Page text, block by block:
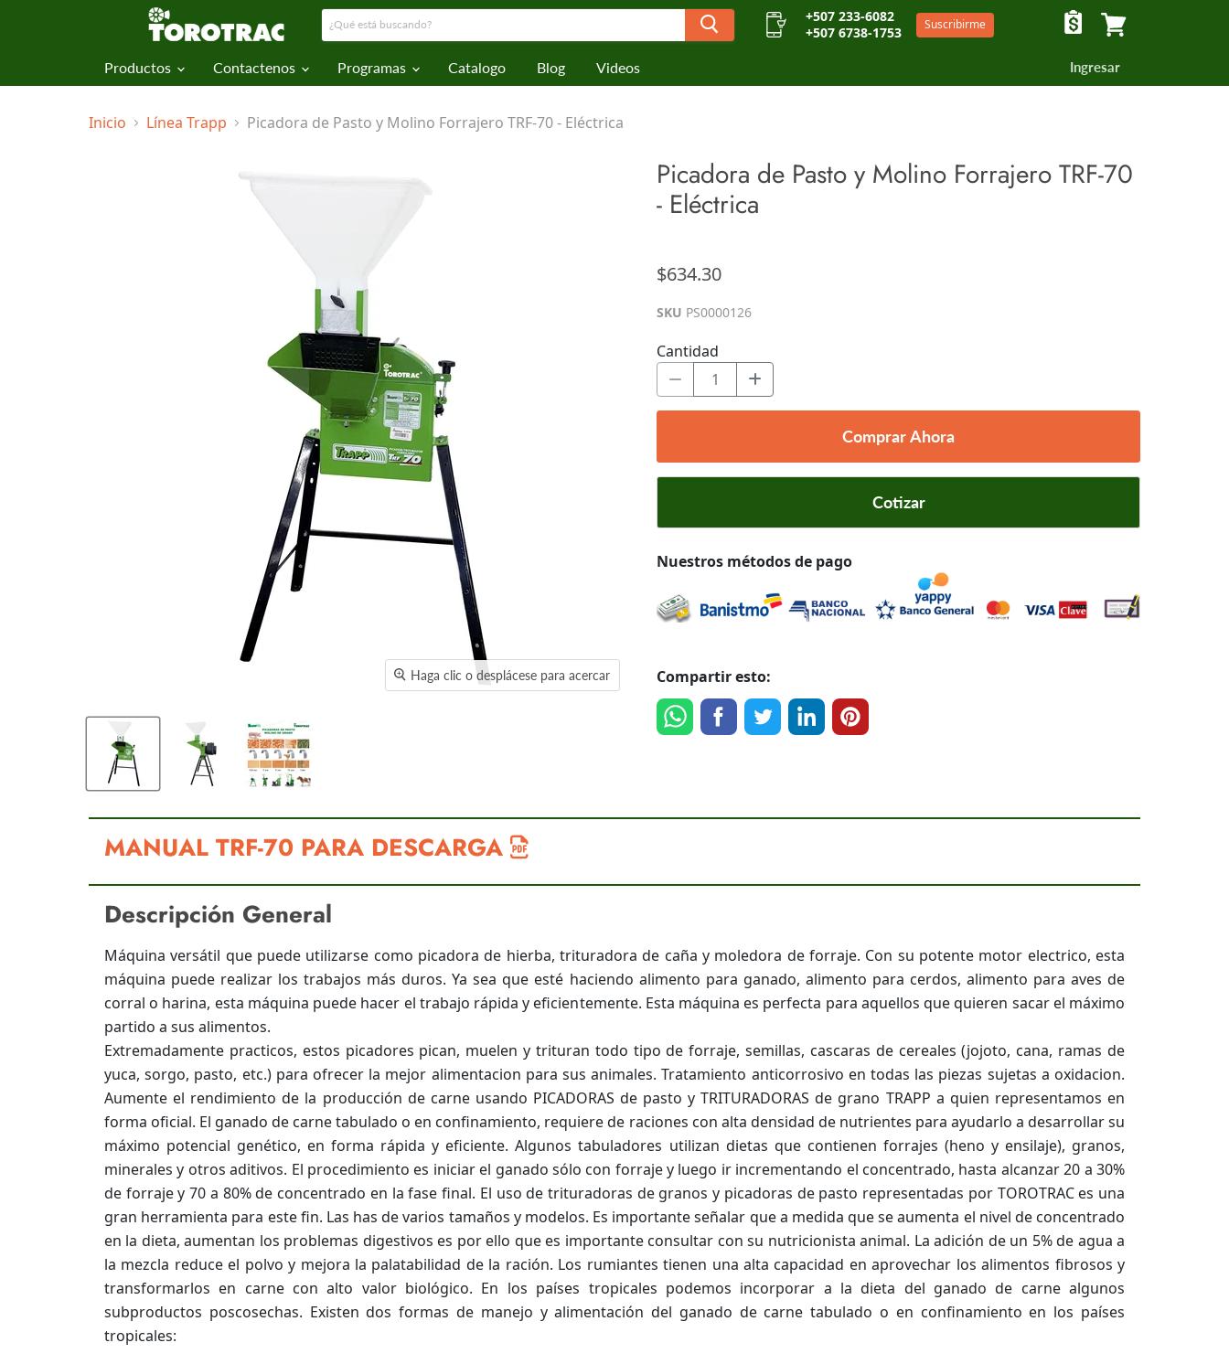
+507 233-6082
+507 6738-1753
Suscribirme
Productos Contactenos Programas Catalogo Blog Videos Ingresar
Inicio Línea Trapp Picadora de Pasto y Molino Forrajero TRF-70 - Eléctrica
Haga clic o desplácese para acercar
Picadora de Pasto y Molino Forrajero TRF-70
- Eléctrica
$634.30
SKU PS0000126
Cantidad
Comprar Ahora
Cotizar
Nuestros métodos de pago
Compartir esto:
MANUAL TRF-70 PARA DESCARGA
Descripción General
Máquina versátil que puede utilizarse como picadora de hierba, trituradora de caña y moledora de forraje. Con su potente motor electrico, esta
máquina puede realizar los trabajos más duros. Ya sea que esté haciendo alimento para ganado, alimento para cerdos, alimento para aves de
corral o harina, esta máquina puede hacer el trabajo rápida y eficientemente. Esta máquina es perfecta para aquellos que quieren sacar el máximo
partido a sus alimentos.
Extremadamente practicos, estos picadores pican, muelen y trituran todo tipo de forraje, semillas, cascaras de cereales (jojoto, cana, ramas de
yuca, sorgo, pasto, etc.) para ofrecer la mejor alimentacion para sus animales. Tratamiento anticorrosivo en todas las piezas sujetas a oxidacion.
Aumente el rendimiento de la producción de carne usando PICADORAS de pasto y TRITURADORAS de grano TRAPP a quien representamos en
forma oficial. El ganado de carne tabulado o en confinamiento, requiere de raciones con alta densidad de nutrientes para ayudarlo a desarrollar su
máximo potencial genético, en forma rápida y eficiente. Algunos tabuladores utilizan dietas que contienen forrajes (heno y ensilaje), granos,
minerales y otros aditivos. El procedimiento es iniciar el ganado sólo con forraje y luego ir incrementando el concentrado, hasta alcanzar 20 a 30%
de forraje y 70 a 80% de concentrado en la fase final. El uso de trituradoras de granos y picadoras de pasto representadas por TOROTRAC es una
gran herramienta para este fin. Las has de varios tamaños y modelos. Es importante señalar que a medida que se aumenta el nivel de concentrado
en la dieta, aumentan los problemas digestivos es por ello que es importante consultar con su nutricionista animal. La adición de un 5% de agua a
la mezcla reduce el polvo y mejora la palatabilidad de la ración. Los rumiantes tienen una alta capacidad en aprovechar los alimentos fibrosos y
transformarlos en carne con alto valor biológico. En los países tropicales podemos incorporar a la dieta del ganado de carne algunos
subproductos poscosechas. Existen dos formas de manejo y alimentación del ganado de carne tabulado o en confinamiento en los países
tropicales: